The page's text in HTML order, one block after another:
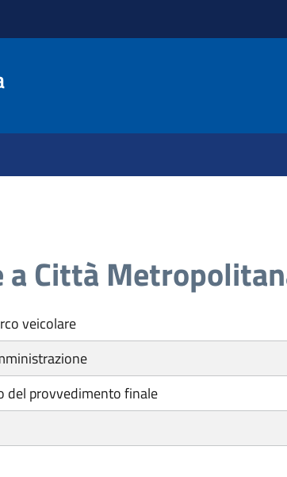
Città
veicolare
del provvedimento finale